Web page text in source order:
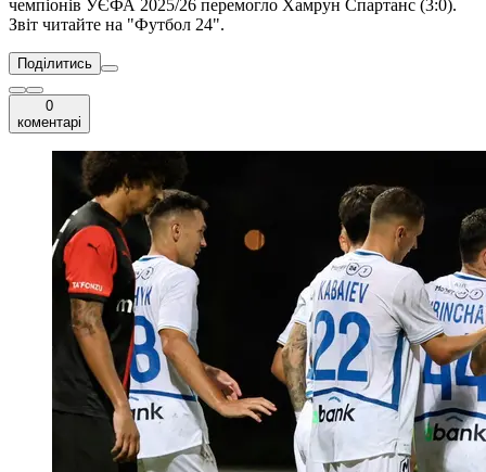
чемпіонів УЄФА 2025/26 перемогло Хамрун Спартанс (3:0).
Звіт читайте на "Футбол 24".
Поділитись
0
коментарі